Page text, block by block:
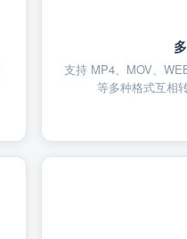
支持 MP4、MOV、
等多种格式互相